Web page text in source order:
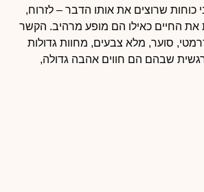
כוחות שרוצים את אותו הדבר – לזרוח,
את החיים כאילו הם מופע מרהיב. הקשר
סוער, מלא צבעים, מחוות גדולות
שבהם הם חווים אהבה גדולה,